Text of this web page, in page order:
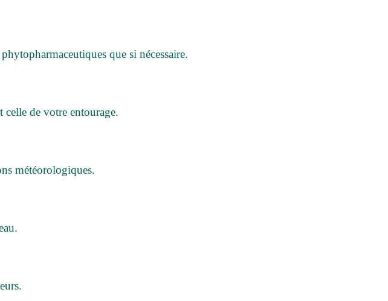
que si nécessaire.
celle de votre entourage.
météorologiques.